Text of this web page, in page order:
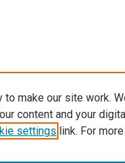
make our site work.
content and your
settings link. For